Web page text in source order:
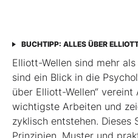
BUCHTIPP: ALLES ÜBER
Elliott-Wellen sind mehr
sind ein Blick in die
über Elliott-Wellen“ vereint
wichtigste Arbeiten und
zyklisch entstehen. Dieses